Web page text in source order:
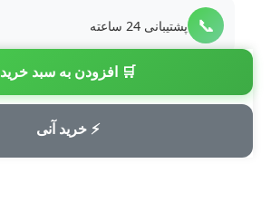
🛒 افزودن به سبد خرید
⚡ خرید آنی
📞 پشتیبانی 24 ساعته
💳 پرداخت امن